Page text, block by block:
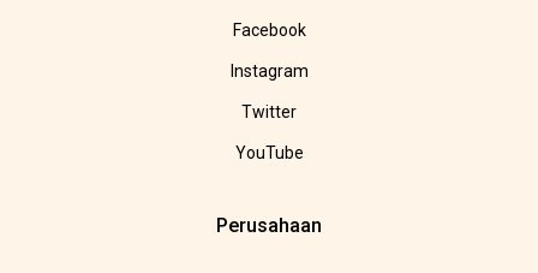
Facebook
Instagram
Twitter
YouTube
Perusahaan